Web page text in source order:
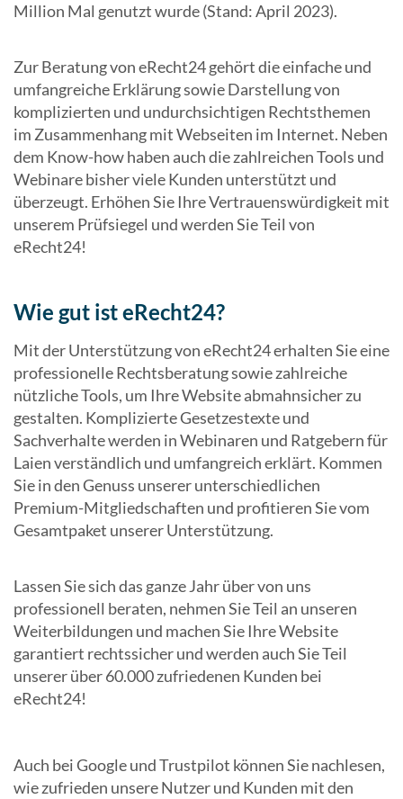
Million Mal genutzt wurde (Stand: April 2023).
Zur Beratung von eRecht24 gehört die einfache und
umfangreiche Erklärung sowie Darstellung von
komplizierten und undurchsichtigen Rechtsthemen
im Zusammenhang mit Webseiten im Internet. Neben
dem Know-how haben auch die zahlreichen Tools und
Webinare bisher viele Kunden unterstützt und
überzeugt. Erhöhen Sie Ihre Vertrauenswürdigkeit mit
unserem Prüfsiegel und werden Sie Teil von
eRecht24!
Wie gut ist eRecht24?
Mit der Unterstützung von eRecht24 erhalten Sie eine
professionelle Rechtsberatung sowie zahlreiche
nützliche Tools, um Ihre Website abmahnsicher zu
gestalten. Komplizierte Gesetzestexte und
Sachverhalte werden in Webinaren und Ratgebern für
Laien verständlich und umfangreich erklärt. Kommen
Sie in den Genuss unserer unterschiedlichen
Premium-Mitgliedschaften und profitieren Sie vom
Gesamtpaket unserer Unterstützung.
Lassen Sie sich das ganze Jahr über von uns
professionell beraten, nehmen Sie Teil an unseren
Weiterbildungen und machen Sie Ihre Website
garantiert rechtssicher und werden auch Sie Teil
unserer über 60.000 zufriedenen Kunden bei
eRecht24!
Auch bei Google und Trustpilot können Sie nachlesen,
wie zufrieden unsere Nutzer und Kunden mit den